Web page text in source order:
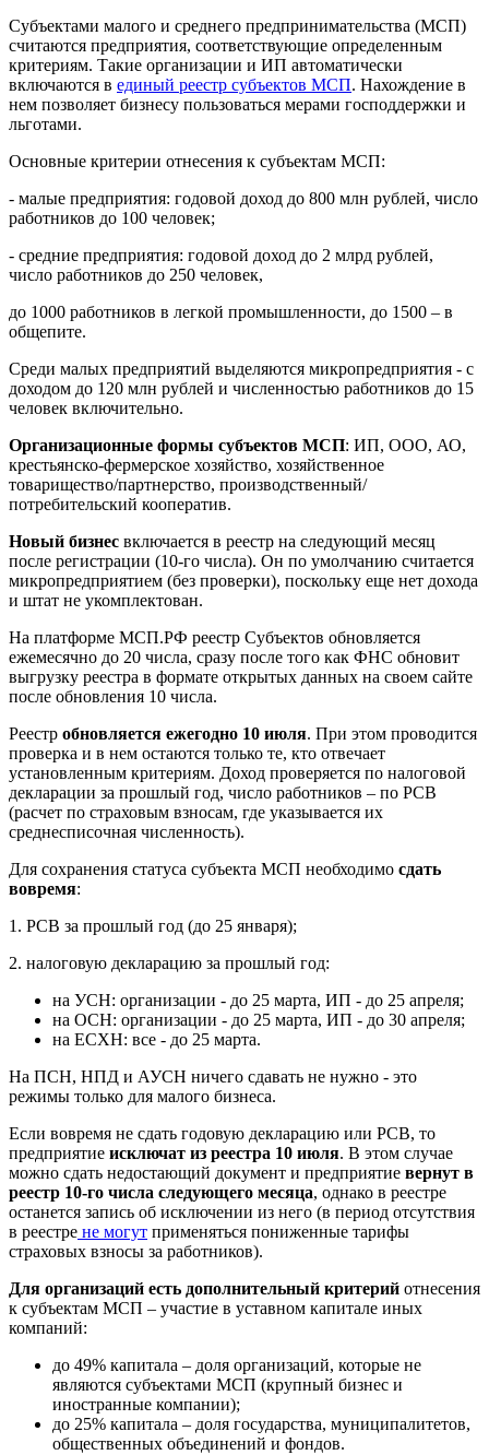
Субъектами малого и среднего предпринимательства (МСП)
считаются предприятия, соответствующие определенным
критериям. Такие организации и ИП автоматически
включаются в единый реестр субъектов МСП. Нахождение в
нем позволяет бизнесу пользоваться мерами господдержки и
льготами.
Основные критерии отнесения к субъектам МСП:
- малые предприятия: годовой доход до 800 млн рублей, число
работников до 100 человек;
- средние предприятия: годовой доход до 2 млрд рублей,
число работников до 250 человек,
до 1000 работников в легкой промышленности, до 1500 – в
общепите.
Среди малых предприятий выделяются микропредприятия - с
доходом до 120 млн рублей и численностью работников до 15
человек включительно.
Организационные формы субъектов МСП: ИП, ООО, АО,
крестьянско-фермерское хозяйство, хозяйственное
товарищество/партнерство, производственный/
потребительский кооператив.
Новый бизнес включается в реестр на следующий месяц
после регистрации (10-го числа). Он по умолчанию считается
микропредприятием (без проверки), поскольку еще нет дохода
и штат не укомплектован.
На платформе МСП.РФ реестр Субъектов обновляется
ежемесячно до 20 числа, сразу после того как ФНС обновит
выгрузку реестра в формате открытых данных на своем сайте
после обновления 10 числа.
Реестр обновляется ежегодно 10 июля. При этом проводится
проверка и в нем остаются только те, кто отвечает
установленным критериям. Доход проверяется по налоговой
декларации за прошлый год, число работников – по РСВ
(расчет по страховым взносам, где указывается их
среднесписочная численность).
Для сохранения статуса субъекта МСП необходимо сдать
вовремя:
1. РСВ за прошлый год (до 25 января);
2. налоговую декларацию за прошлый год:
на УСН: организации - до 25 марта, ИП - до 25 апреля;
на ОСН: организации - до 25 марта, ИП - до 30 апреля;
на ЕСХН: все - до 25 марта.
На ПСН, НПД и АУСН ничего сдавать не нужно - это
режимы только для малого бизнеса.
Если вовремя не сдать годовую декларацию или РСВ, то
предприятие исключат из реестра 10 июля. В этом случае
можно сдать недостающий документ и предприятие вернут в
реестр 10-го числа следующего месяца, однако в реестре
останется запись об исключении из него (в период отсутствия
в реестре не могут применяться пониженные тарифы
страховых взносы за работников).
Для организаций есть дополнительный критерий отнесения
к субъектам МСП – участие в уставном капитале иных
компаний:
до 49% капитала – доля организаций, которые не
являются субъектами МСП (крупный бизнес и
иностранные компании);
до 25% капитала – доля государства, муниципалитетов,
общественных объединений и фондов.